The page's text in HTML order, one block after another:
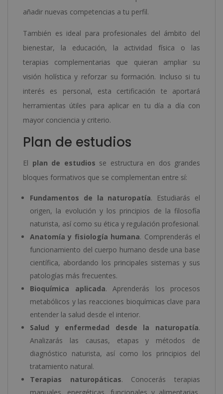
añadir nuevas competencias a tu perfil.
También es ideal para profesionales del ámbito del
bienestar, la educación, la actividad física o las
terapias complementarias que quieran ampliar su
visión holística y reforzar su formación. Incluso si tu
interés es personal, esta certificación te aportará
herramientas útiles para aplicar en tu día a día con
mayor conciencia y criterio.
Plan de estudios
El plan de estudios se estructura en dos grandes
bloques formativos que se complementan entre sí:
Fundamentos de la naturopatía. Estudiarás el
origen, la evolución y los principios de la filosofía
naturista, así como su ética y regulación profesional.
Anatomía y fisiología humana. Comprenderás el
funcionamiento del cuerpo humano desde una base
científica, abordando los principales sistemas y sus
patologías más frecuentes.
Bioquímica aplicada. Aprenderás los procesos
metabólicos y las reacciones bioquímicas clave para
entender la salud desde el interior.
Salud y enfermedad desde la naturopatía.
Analizarás las causas, etapas y métodos de
diagnóstico naturista, así como los principios del
tratamiento natural.
Terapias naturopáticas. Conocerás terapias